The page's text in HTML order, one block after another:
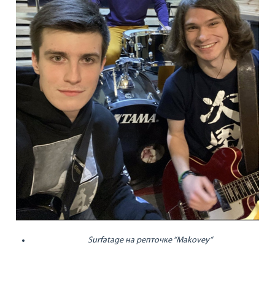
Surfatage на репточке “Makovey“